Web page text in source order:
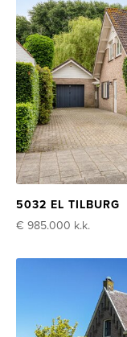
5032 EL TILBURG
€ 985.000 k.k.